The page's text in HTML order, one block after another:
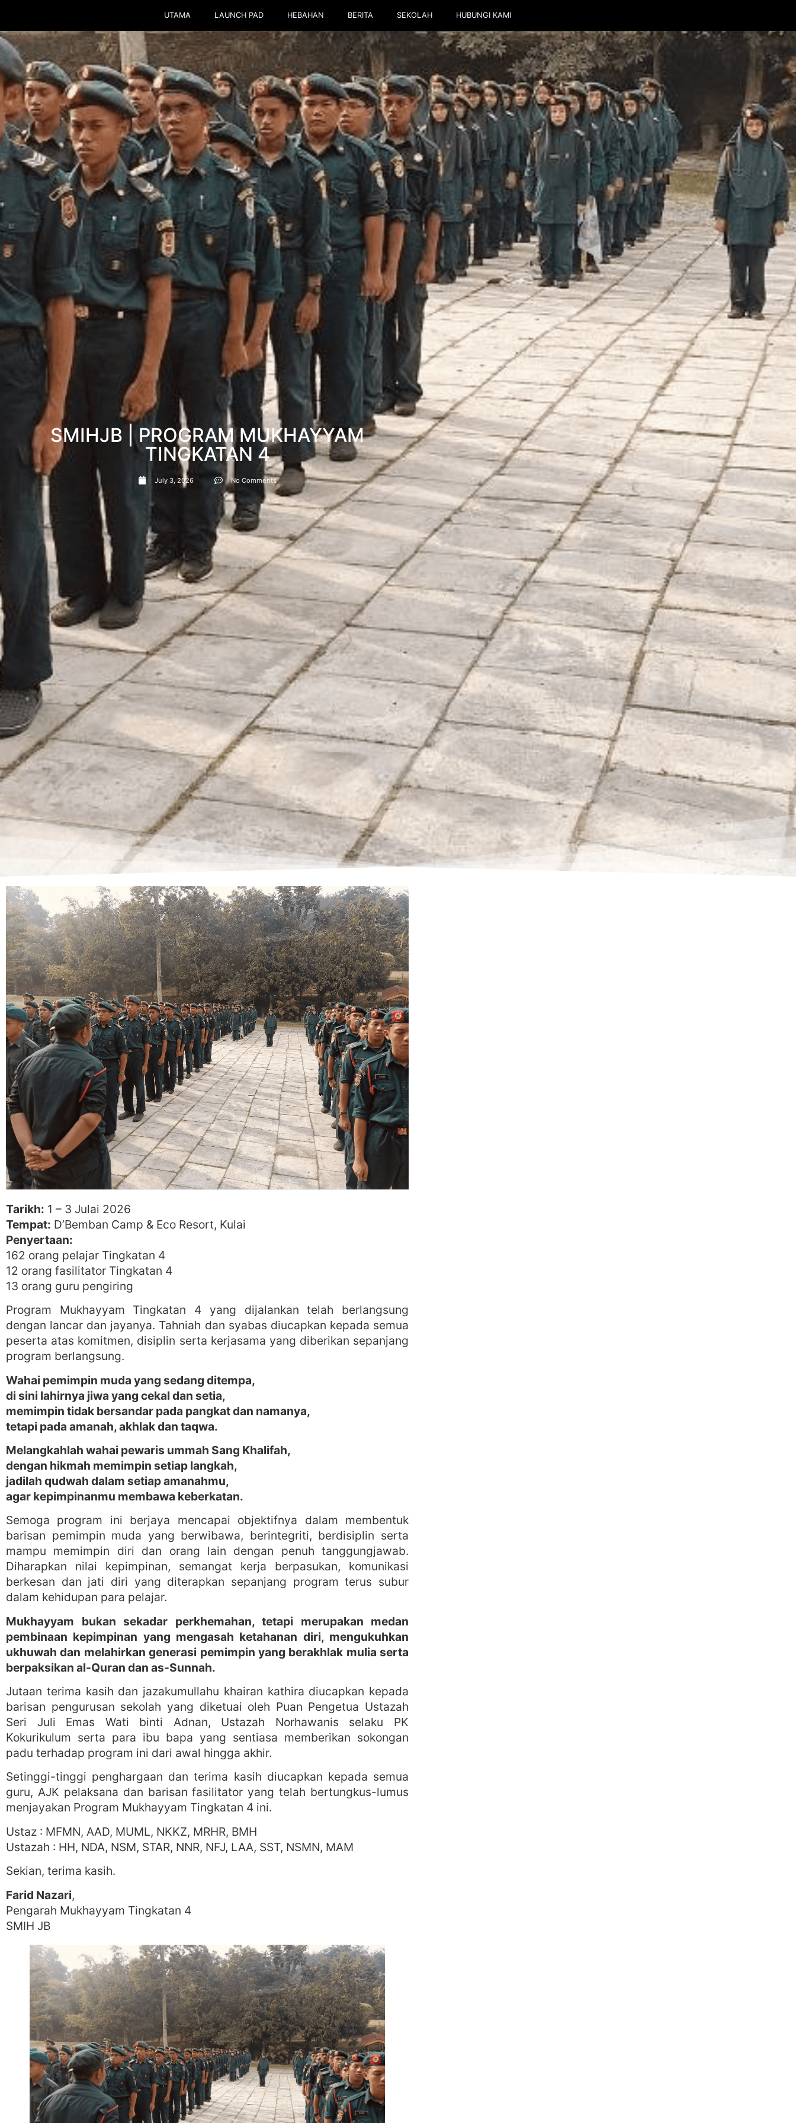
UTAMA LAUNCH PAD HEBAHAN BERITA SEKOLAH HUBUNGI KAMI
SMIHJB | PROGRAM MUKHAYYAM
TINGKATAN 4
July 3, 2026 No Comments
Tarikh: 1 – 3 Julai 2026
Tempat: D’Bemban Camp & Eco Resort, Kulai
Penyertaan:
162 orang pelajar Tingkatan 4
12 orang fasilitator Tingkatan 4
13 orang guru pengiring
Program Mukhayyam Tingkatan 4 yang dijalankan telah berlangsung
dengan lancar dan jayanya. Tahniah dan syabas diucapkan kepada semua
peserta atas komitmen, disiplin serta kerjasama yang diberikan sepanjang
program berlangsung.
Wahai pemimpin muda yang sedang ditempa,
di sini lahirnya jiwa yang cekal dan setia,
memimpin tidak bersandar pada pangkat dan namanya,
tetapi pada amanah, akhlak dan taqwa.
Melangkahlah wahai pewaris ummah Sang Khalifah,
dengan hikmah memimpin setiap langkah,
jadilah qudwah dalam setiap amanahmu,
agar kepimpinanmu membawa keberkatan.
Semoga program ini berjaya mencapai objektifnya dalam membentuk
barisan pemimpin muda yang berwibawa, berintegriti, berdisiplin serta
mampu memimpin diri dan orang lain dengan penuh tanggungjawab.
Diharapkan nilai kepimpinan, semangat kerja berpasukan, komunikasi
berkesan dan jati diri yang diterapkan sepanjang program terus subur
dalam kehidupan para pelajar.
Mukhayyam bukan sekadar perkhemahan, tetapi merupakan medan
pembinaan kepimpinan yang mengasah ketahanan diri, mengukuhkan
ukhuwah dan melahirkan generasi pemimpin yang berakhlak mulia serta
berpaksikan al-Quran dan as-Sunnah.
Jutaan terima kasih dan jazakumullahu khairan kathira diucapkan kepada
barisan pengurusan sekolah yang diketuai oleh Puan Pengetua Ustazah
Seri Juli Emas Wati binti Adnan, Ustazah Norhawanis selaku PK
Kokurikulum serta para ibu bapa yang sentiasa memberikan sokongan
padu terhadap program ini dari awal hingga akhir.
Setinggi-tinggi penghargaan dan terima kasih diucapkan kepada semua
guru, AJK pelaksana dan barisan fasilitator yang telah bertungkus-lumus
menjayakan Program Mukhayyam Tingkatan 4 ini.
Ustaz : MFMN, AAD, MUML, NKKZ, MRHR, BMH
Ustazah : HH, NDA, NSM, STAR, NNR, NFJ, LAA, SST, NSMN, MAM
Sekian, terima kasih.
Farid Nazari,
Pengarah Mukhayyam Tingkatan 4
SMIH JB